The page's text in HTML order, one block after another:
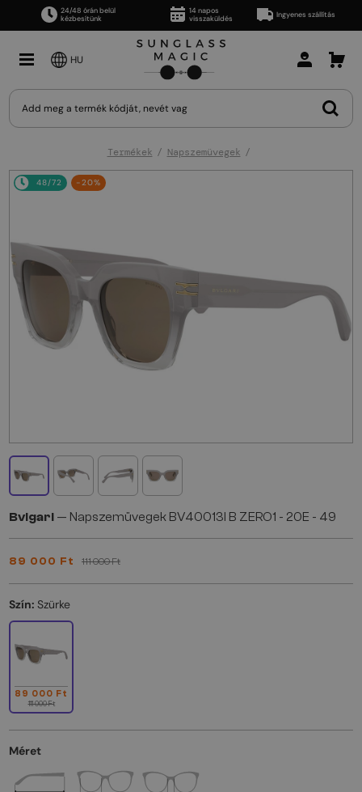
24/48 órán belül
kézbesítünk
14 napos
visszaküldés
Ingyenes szállítás
HU
Termékek Napszemüvegek
48/72 -20%
Bvlgari — Napszemüvegek BV40013I B ZERO1 - 20E - 49
89 000 Ft 111 000 Ft
Szín: Szürke
89 000 Ft
111 000 Ft
Méret